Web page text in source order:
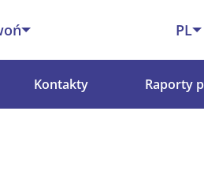
PL
Kontakty Raporty